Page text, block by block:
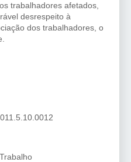
trabalhadores afetados,
desrespeito à
dos trabalhadores, o